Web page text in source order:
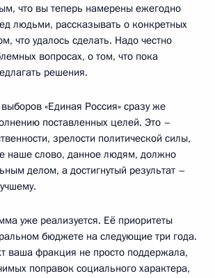
что вы теперь намерены ежегодно
людьми, рассказывать о конкретных
что удалось сделать. Надо честно
вопросах, о том, что пока
решения.
«Единая Россия» сразу же
поставленных целей. Это –
зрелости политической силы,
наше слово, данное людям, должно
делом, а достигнутый результат –
уже реализуется. Её приоритеты
бюджете на следующие три года.
ваша фракция не просто поддержала,
поправок социального характера,